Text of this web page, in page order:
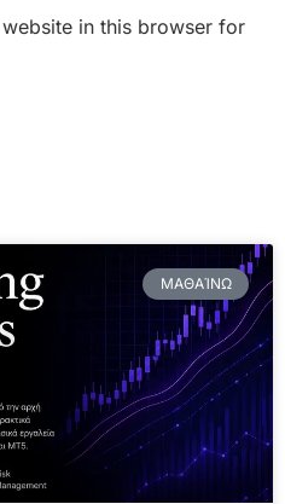
in this browser for
ΜΑΘΑΊΝΩ